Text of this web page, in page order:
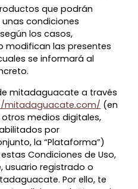
que podrán
condiciones
los casos,
modifican las presentes
se informará al
mitadaguacate a través
mitadaguacate.com/ (en
otros medios digitales,
por
la “Plataforma”)
Condiciones de Uso,
usuario registrado o
Por ello, te